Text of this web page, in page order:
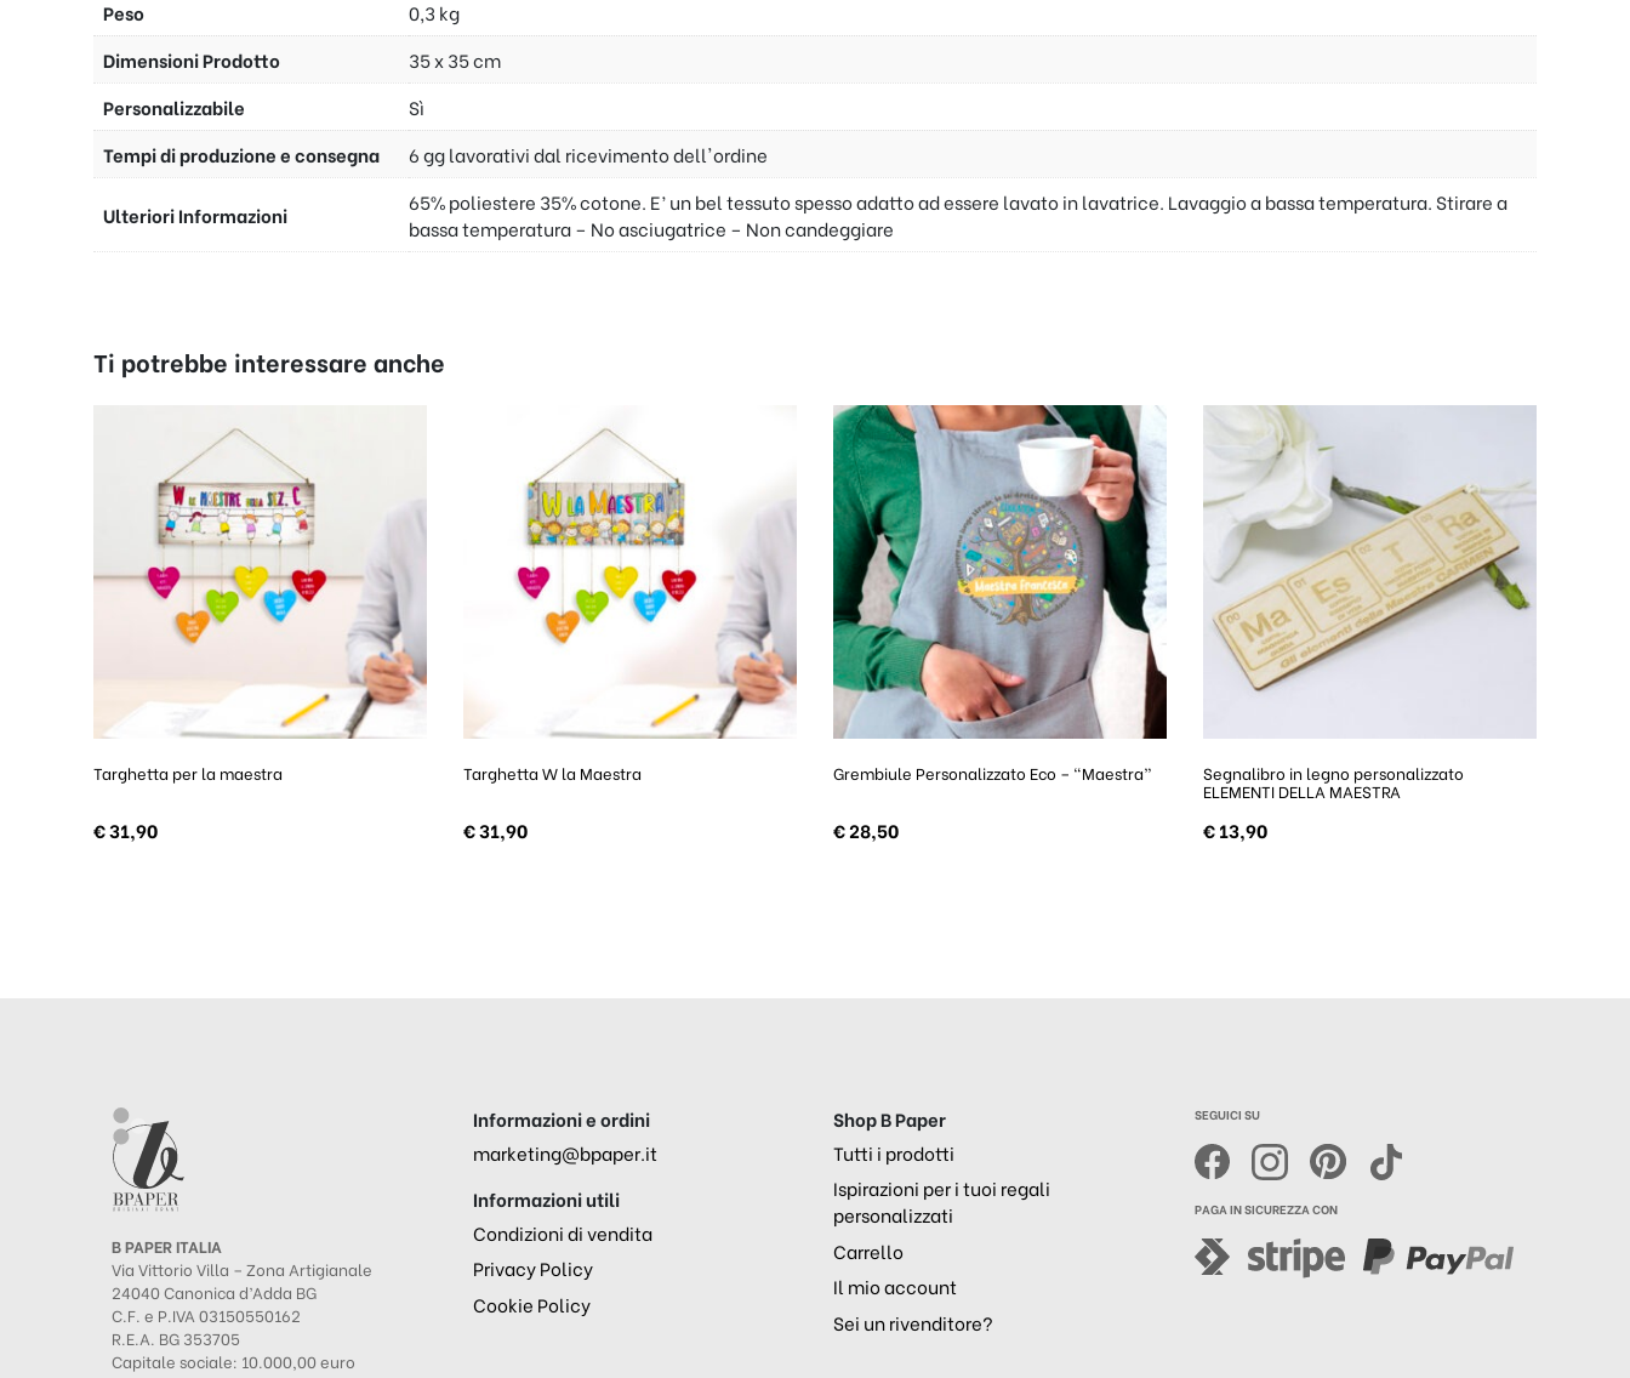
Peso
0,3 kg
Dimensioni Prodotto
35 x 35 cm
Personalizzabile
Sì
Tempi di produzione e consegna
6 gg lavorativi dal ricevimento dell'ordine
Ulteriori Informazioni
65% poliestere 35% cotone. E’ un bel tessuto spesso adatto ad essere lavato in lavatrice. Lavaggio a bassa temperatura. Stirare a
bassa temperatura – No asciugatrice – Non candeggiare
Ti potrebbe interessare anche
Targhetta per la maestra
€31,90
Targhetta W la Maestra
€31,90
Grembiule Personalizzato Eco – “Maestra”
€28,50
Segnalibro in legno personalizzato
ELEMENTI DELLA MAESTRA
€13,90
B PAPER ITALIA
Via Vittorio Villa – Zona Artigianale
24040 Canonica d’Adda BG
C.F. e P.IVA 03150550162
R.E.A. BG 353705
Capitale sociale: 10.000,00 euro
Informazioni e ordini
marketing@bpaper.it
Informazioni utili
Condizioni di vendita
Privacy Policy
Cookie Policy
Shop B Paper
Tutti i prodotti
Ispirazioni per i tuoi regali
personalizzati
Carrello
Il mio account
Sei un rivenditore?
SEGUICI SU
PAGA IN SICUREZZA CON